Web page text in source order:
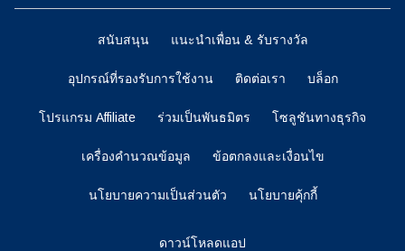
สนับสนุน แนะนำเพื่อน & รับรางวัล
อุปกรณ์ที่รองรับการใช้งาน ติดต่อเรา บล็อก
โปรแกรม Affiliate ร่วมเป็นพันธมิตร โซลูชันทางธุรกิจ
เครื่องคำนวณข้อมูล ข้อตกลงและเงื่อนไข
นโยบายความเป็นส่วนตัว นโยบายคุ้กกี้
ดาวน์โหลดแอป